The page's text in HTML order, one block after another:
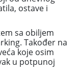
ostave i
sa obiljem
Također na
koje osim
u potpunoj